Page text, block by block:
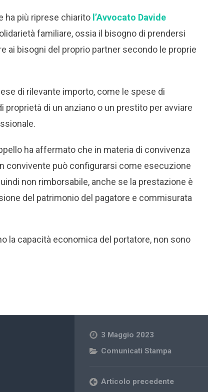
ha più riprese chiarito l’Avvocato Davide
familiare, ossia il bisogno di prendersi
ai bisogni del proprio partner secondo le proprie
di rilevante importo, come le spese di
proprietà di un anziano o un prestito per avviare
ha affermato che in materia di convivenza
convivente può configurarsi come esecuzione
non rimborsabile, anche se la prestazione è
del patrimonio del pagatore e commisurata
la capacità economica del portatore, non sono
3 Maggio 2023
Comunicati Stampa
Articolo precedente